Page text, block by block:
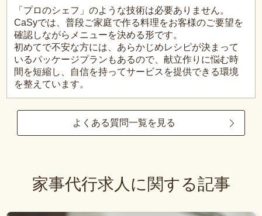
「プロのシェフ」のような技術は必要ありません。
CaSyでは、普段ご家庭で作る料理をお客様のご要望を
確認しながらメニューを決める形です。
初めてで不安な方には、あらかじめレシピが決まって
いるパッケージプランもあるので、献立作りに悩む時
間を短縮し、自信を持ってサービスを提供できる環境
を整えています。
よくある質問一覧を見る
家事代行求人に関する記事